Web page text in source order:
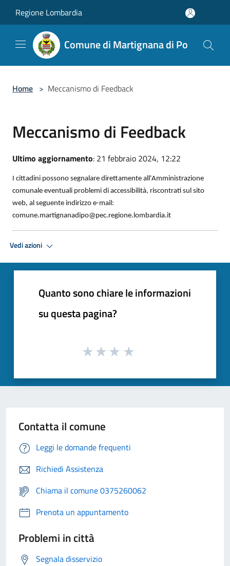
Regione Lombardia
Comune di Martignana di Po
Home > Meccanismo di Feedback
Meccanismo di Feedback
Ultimo aggiornamento: 21 febbraio 2024, 12:22
I cittadini possono segnalare direttamente all'Amministrazione
comunale eventuali problemi di accessibilità, riscontrati sul sito
web, al seguente indirizzo e-mail:
comune.martignanadipo@pec.regione.lombardia.it
Vedi azioni
Quanto sono chiare le informazioni
su questa pagina?
Contatta il comune
Leggi le domande frequenti
Richiedi Assistenza
Chiama il comune 0375260062
Prenota un appuntamento
Problemi in città
Segnala disservizio